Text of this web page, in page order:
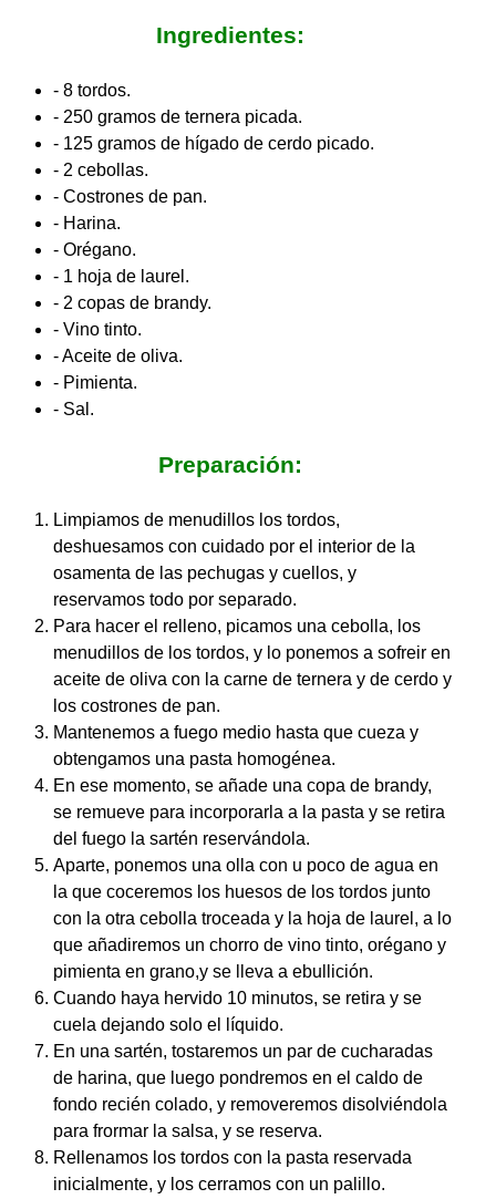
Ingredientes:
- 8 tordos.
- 250 gramos de ternera picada.
- 125 gramos de hígado de cerdo picado.
- 2 cebollas.
- Costrones de pan.
- Harina.
- Orégano.
- 1 hoja de laurel.
- 2 copas de brandy.
- Vino tinto.
- Aceite de oliva.
- Pimienta.
- Sal.
Preparación:
Limpiamos de menudillos los tordos,
deshuesamos con cuidado por el interior de la
osamenta de las pechugas y cuellos, y
reservamos todo por separado.
Para hacer el relleno, picamos una cebolla, los
menudillos de los tordos, y lo ponemos a sofreir en
aceite de oliva con la carne de ternera y de cerdo y
los costrones de pan.
Mantenemos a fuego medio hasta que cueza y
obtengamos una pasta homogénea.
En ese momento, se añade una copa de brandy,
se remueve para incorporarla a la pasta y se retira
del fuego la sartén reservándola.
Aparte, ponemos una olla con u poco de agua en
la que coceremos los huesos de los tordos junto
con la otra cebolla troceada y la hoja de laurel, a lo
que añadiremos un chorro de vino tinto, orégano y
pimienta en grano,y se lleva a ebullición.
Cuando haya hervido 10 minutos, se retira y se
cuela dejando solo el líquido.
En una sartén, tostaremos un par de cucharadas
de harina, que luego pondremos en el caldo de
fondo recién colado, y removeremos disolviéndola
para frormar la salsa, y se reserva.
Rellenamos los tordos con la pasta reservada
inicialmente, y los cerramos con un palillo.